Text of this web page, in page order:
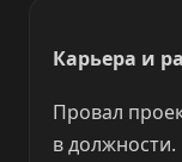
Карьера и
Провал
в должности.